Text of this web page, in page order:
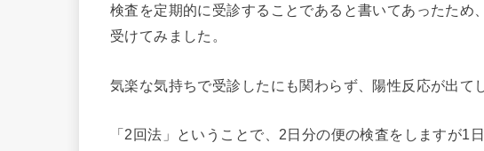
検査を定期的に受診することであると書いてあったため
受けてみました。
気楽な気持ちで受診したにも関わらず、陽性反応が出て
「2回法」ということで、2日分の便の検査をしますが1